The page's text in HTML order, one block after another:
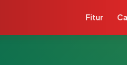
Fitur